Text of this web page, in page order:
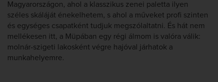
Magyarországon, ahol a klasszikus zenei paletta ilyen
széles skáláját énekelhetem, s ahol a műveket profi szinten
és egységes csapatként tudjuk megszólaltatni. És hát nem
mellékesen itt, a Müpában egy régi álmom is valóra válik:
molnár-szigeti lakosként végre hajóval járhatok a
munkahelyemre.